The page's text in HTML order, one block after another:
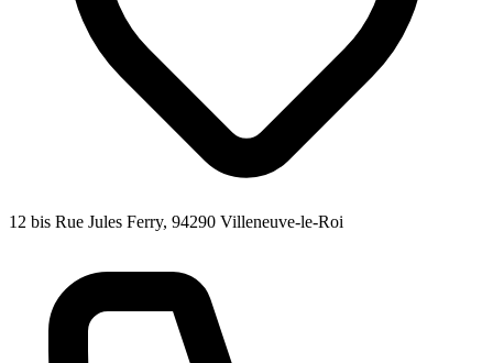
12 bis Rue Jules Ferry, 94290 Villeneuve-le-Roi